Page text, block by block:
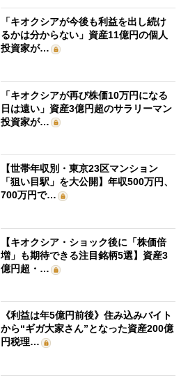
「キオクシアが今後も利益を出し続け
るかは分からない」資産11億円の個人
投資家が…
「キオクシアが再び株価10万円になる
日は遠い」資産3億円超のサラリーマン
投資家が…
【世帯年収別・東京23区マンション
「狙い目駅」を大公開】年収500万円、
700万円で…
【キオクシア・ショック後に「株価倍
増」も期待できる注目銘柄5選】資産3
億円超・…
《利益は年5億円前後》住み込みバイト
から“ギガ大家さん”となった資産200億
円税理…